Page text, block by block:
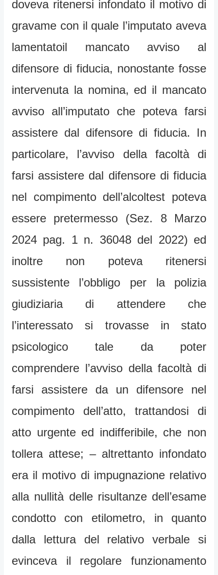
doveva ritenersi infondato il motivo di
gravame con il quale l’imputato aveva
lamentatoil mancato avviso al
difensore di fiducia, nonostante fosse
intervenuta la nomina, ed il mancato
avviso all’imputato che poteva farsi
assistere dal difensore di fiducia. In
particolare, l’avviso della facoltà di
farsi assistere dal difensore di fiducia
nel compimento dell’alcoltest poteva
essere pretermesso (Sez. 8 Marzo
2024 pag. 1 n. 36048 del 2022) ed
inoltre non poteva ritenersi
sussistente l’obbligo per la polizia
giudiziaria di attendere che
l’interessato si trovasse in stato
psicologico tale da poter
comprendere l’avviso della facoltà di
farsi assistere da un difensore nel
compimento dell’atto, trattandosi di
atto urgente ed indifferibile, che non
tollera attese; – altrettanto infondato
era il motivo di impugnazione relativo
alla nullità delle risultanze dell’esame
condotto con etilometro, in quanto
dalla lettura del relativo verbale si
evinceva il regolare funzionamento